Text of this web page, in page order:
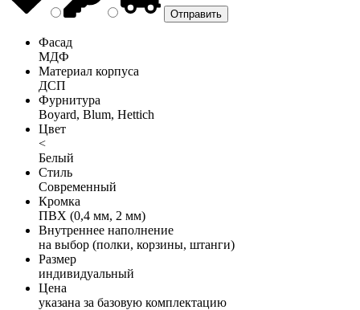
Фасад
МДФ
Материал корпуса
ДСП
Фурнитура
Boyard, Blum, Hettich
Цвет
<
Белый
Стиль
Современный
Кромка
ПВХ (0,4 мм, 2 мм)
Внутреннее наполнение
на выбор (полки, корзины, штанги)
Размер
индивидуальный
Цена
указана за базовую комплектацию